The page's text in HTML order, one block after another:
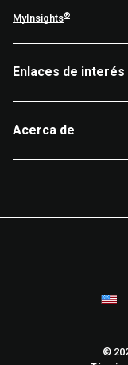
MyInsights®
Enlaces de interés
Acerca de
©